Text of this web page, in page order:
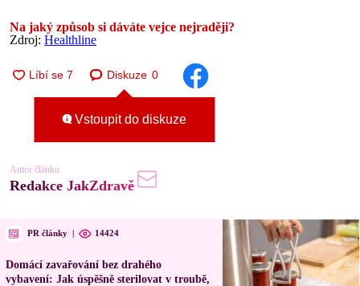
Na jaký způsob si dáváte vejce nejraději?
Zdroj: Healthline
Diskuze 0
Vstoupit do diskuze
Autor článku
Redakce JakZdravě
PR články 14424
Domácí zavařování bez drahého
vybavení: Jak úspěšně sterilovat v troubě,